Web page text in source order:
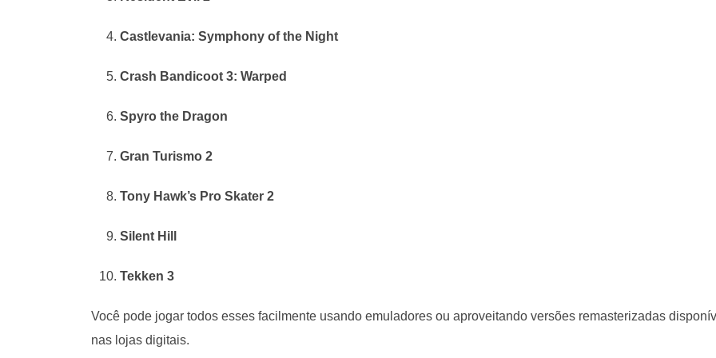
Castlevania: Symphony of the Night
Crash Bandicoot 3: Warped
Spyro the Dragon
Gran Turismo 2
Tony Hawk’s Pro Skater 2
Silent Hill
Tekken 3
Você pode jogar todos esses facilmente usando emuladores ou aproveitando versões remasterizadas
nas lojas digitais.